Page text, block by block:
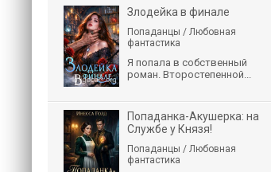
Злодейка в финале
Попаданцы / Любовная
фантастика
Я попала в собственный
роман. Второстепенной...
Попаданка-Акушерка: на
Службе у Князя!
Попаданцы / Любовная
фантастика